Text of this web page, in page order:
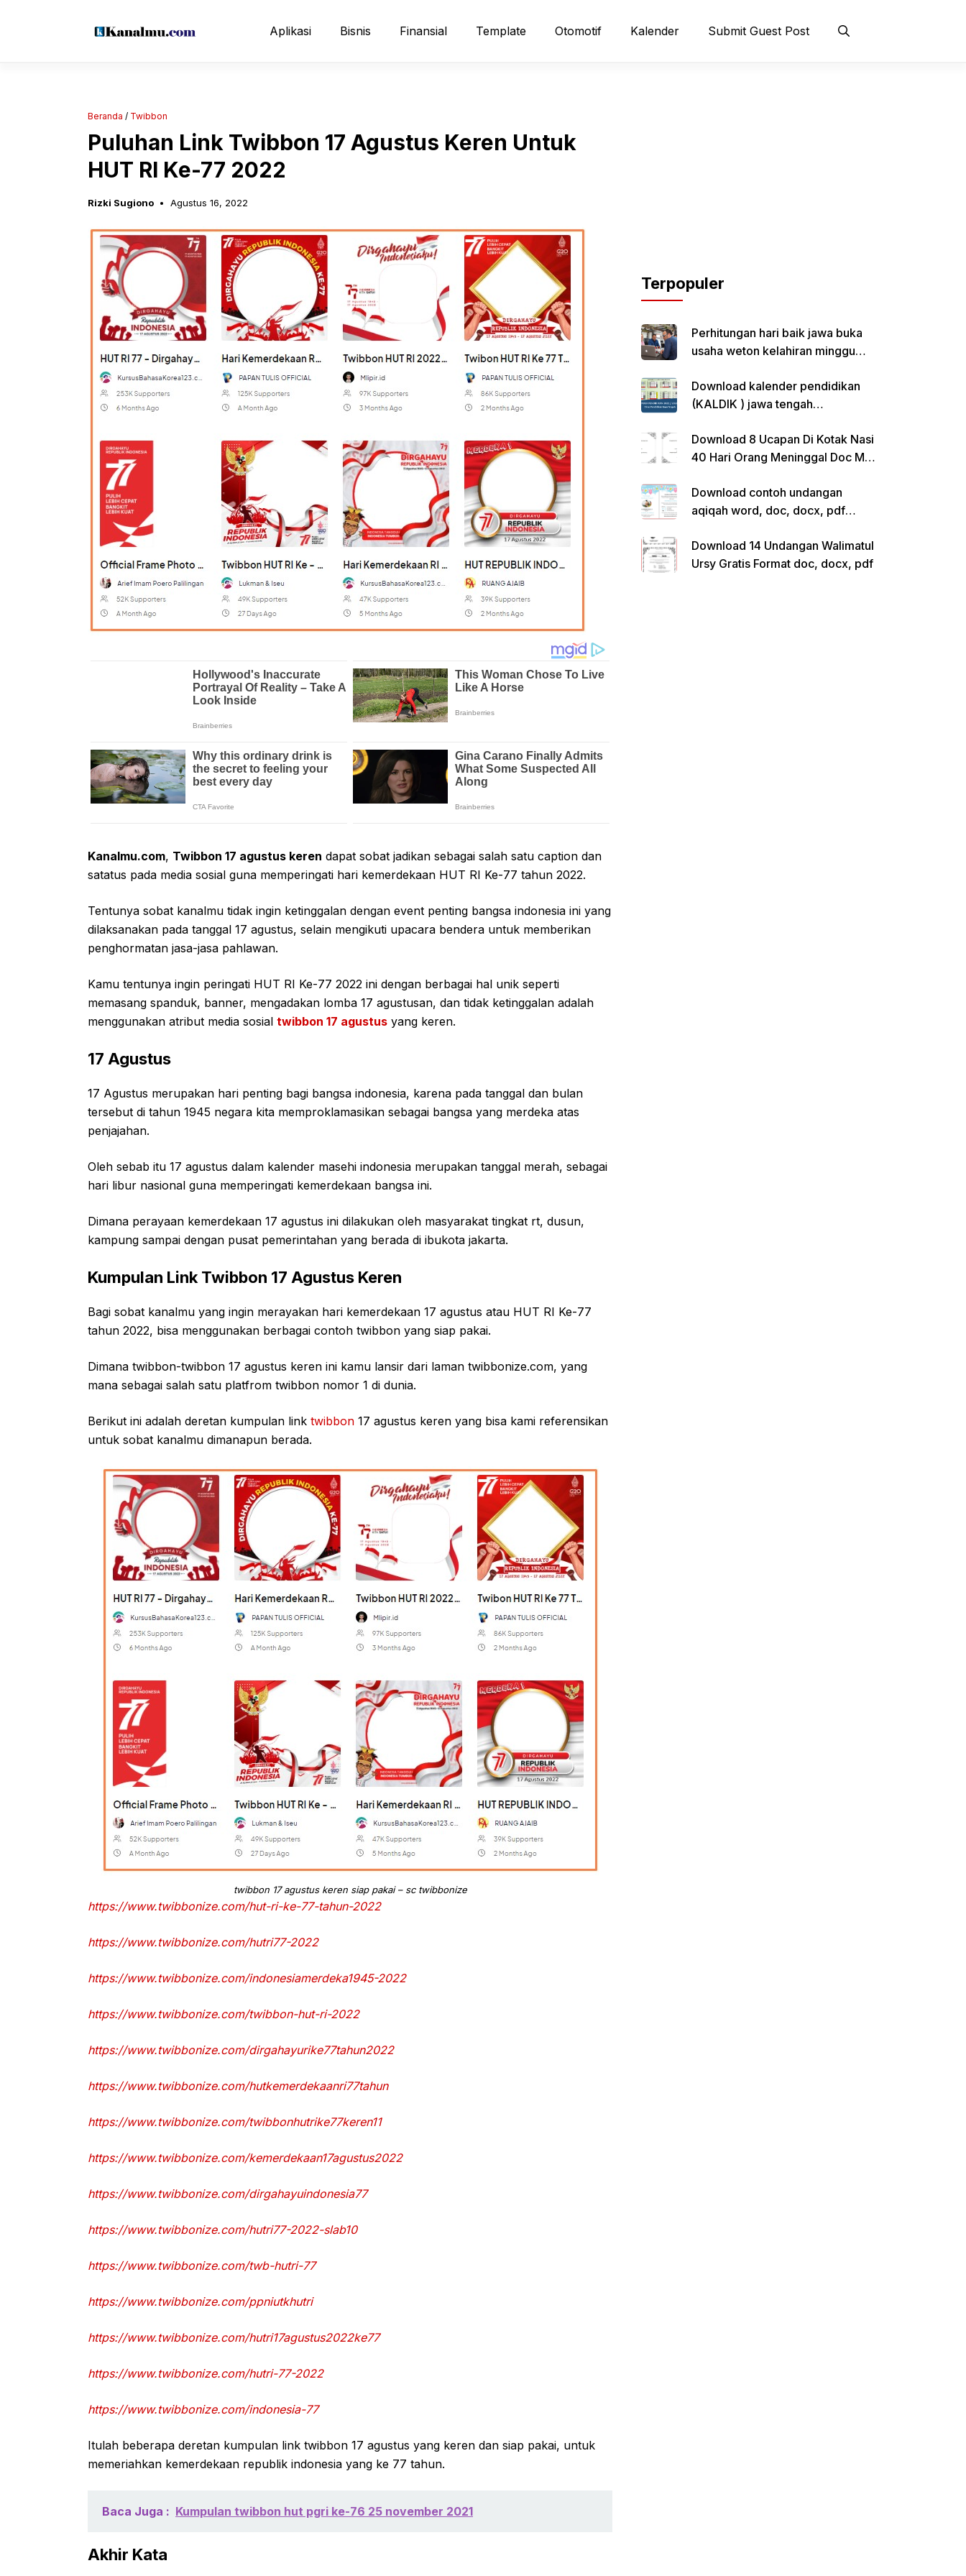
Aplikasi Bisnis Finansial Template Otomotif Kalender Submit Guest Post
Beranda / Twibbon
Puluhan Link Twibbon 17 Agustus Keren Untuk
HUT RI Ke-77 2022
Rizki Sugiono Agustus 16, 2022
Kanalmu.com, Twibbon 17 agustus keren dapat sobat jadikan sebagai salah satu caption dan
satatus pada media sosial guna memperingati hari kemerdekaan HUT RI Ke-77 tahun 2022.
Tentunya sobat kanalmu tidak ingin ketinggalan dengan event penting bangsa indonesia ini yang
dilaksanakan pada tanggal 17 agustus, selain mengikuti upacara bendera untuk memberikan
penghormatan jasa-jasa pahlawan.
Kamu tentunya ingin peringati HUT RI Ke-77 2022 ini dengan berbagai hal unik seperti
memasang spanduk, banner, mengadakan lomba 17 agustusan, dan tidak ketinggalan adalah
menggunakan atribut media sosial twibbon 17 agustus yang keren.
17 Agustus
17 Agustus merupakan hari penting bagi bangsa indonesia, karena pada tanggal dan bulan
tersebut di tahun 1945 negara kita memproklamasikan sebagai bangsa yang merdeka atas
penjajahan.
Oleh sebab itu 17 agustus dalam kalender masehi indonesia merupakan tanggal merah, sebagai
hari libur nasional guna memperingati kemerdekaan bangsa ini.
Dimana perayaan kemerdekaan 17 agustus ini dilakukan oleh masyarakat tingkat rt, dusun,
kampung sampai dengan pusat pemerintahan yang berada di ibukota jakarta.
Kumpulan Link Twibbon 17 Agustus Keren
Bagi sobat kanalmu yang ingin merayakan hari kemerdekaan 17 agustus atau HUT RI Ke-77
tahun 2022, bisa menggunakan berbagai contoh twibbon yang siap pakai.
Dimana twibbon-twibbon 17 agustus keren ini kamu lansir dari laman twibbonize.com, yang
mana sebagai salah satu platfrom twibbon nomor 1 di dunia.
Berikut ini adalah deretan kumpulan link twibbon 17 agustus keren yang bisa kami referensikan
untuk sobat kanalmu dimanapun berada.
twibbon 17 agustus keren siap pakai – sc twibbonize
https://www.twibbonize.com/hut-ri-ke-77-tahun-2022
https://www.twibbonize.com/hutri77-2022
https://www.twibbonize.com/indonesiamerdeka1945-2022
https://www.twibbonize.com/twibbon-hut-ri-2022
https://www.twibbonize.com/dirgahayurike77tahun2022
https://www.twibbonize.com/hutkemerdekaanri77tahun
https://www.twibbonize.com/twibbonhutrike77keren11
https://www.twibbonize.com/kemerdekaan17agustus2022
https://www.twibbonize.com/dirgahayuindonesia77
https://www.twibbonize.com/hutri77-2022-slab10
https://www.twibbonize.com/twb-hutri-77
https://www.twibbonize.com/ppniutkhutri
https://www.twibbonize.com/hutri17agustus2022ke77
https://www.twibbonize.com/hutri-77-2022
https://www.twibbonize.com/indonesia-77
Itulah beberapa deretan kumpulan link twibbon 17 agustus yang keren dan siap pakai, untuk
memeriahkan kemerdekaan republik indonesia yang ke 77 tahun.
Baca Juga : Kumpulan twibbon hut pgri ke-76 25 november 2021
Akhir Kata
Terpopuler
Perhitungan hari baik jawa buka
usaha weton kelahiran minggu
Download kalender pendidikan
(KALDIK ) jawa tengah
Download 8 Ucapan Di Kotak Nasi
40 Hari Orang Meninggal Doc Ms.
Download contoh undangan
aqiqah word, doc, docx, pdf
Download 14 Undangan Walimatul
Ursy Gratis Format doc, docx, pdf